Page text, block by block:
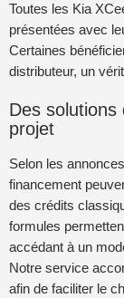
Toutes les Kia
présentées avec
Certaines
distributeur, un
Des
projet
Selon les
financement
des crédits
formules
accédant à un
Notre service
afin de faciliter le